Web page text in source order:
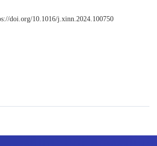
doi.org/10.1016/j.xinn.2024.100750